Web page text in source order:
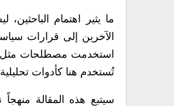
ما يثير اهتمام
الآخرين إلى قرارات
استخدمت مصطلحات مثل
تُستخدم هنا كأدوات
سيتبع هذه المقالة